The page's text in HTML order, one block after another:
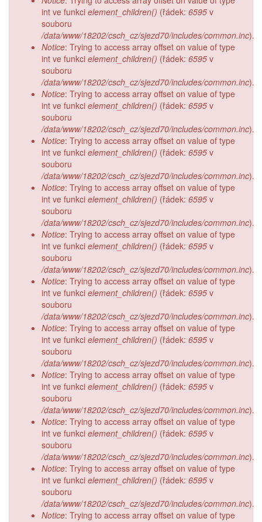
int ve funkci element_children() (řádek: 6595 v
souboru
/data/www/18202/csch_cz/sjezd70/includes/common.inc).
Notice: Trying to access array offset on value of type
int ve funkci element_children() (řádek: 6595 v
souboru
/data/www/18202/csch_cz/sjezd70/includes/common.inc).
Notice: Trying to access array offset on value of type
int ve funkci element_children() (řádek: 6595 v
souboru
/data/www/18202/csch_cz/sjezd70/includes/common.inc).
Notice: Trying to access array offset on value of type
int ve funkci element_children() (řádek: 6595 v
souboru
/data/www/18202/csch_cz/sjezd70/includes/common.inc).
Notice: Trying to access array offset on value of type
int ve funkci element_children() (řádek: 6595 v
souboru
/data/www/18202/csch_cz/sjezd70/includes/common.inc).
Notice: Trying to access array offset on value of type
int ve funkci element_children() (řádek: 6595 v
souboru
/data/www/18202/csch_cz/sjezd70/includes/common.inc).
Notice: Trying to access array offset on value of type
int ve funkci element_children() (řádek: 6595 v
souboru
/data/www/18202/csch_cz/sjezd70/includes/common.inc).
Notice: Trying to access array offset on value of type
int ve funkci element_children() (řádek: 6595 v
souboru
/data/www/18202/csch_cz/sjezd70/includes/common.inc).
Notice: Trying to access array offset on value of type
int ve funkci element_children() (řádek: 6595 v
souboru
/data/www/18202/csch_cz/sjezd70/includes/common.inc).
Notice: Trying to access array offset on value of type
int ve funkci element_children() (řádek: 6595 v
souboru
/data/www/18202/csch_cz/sjezd70/includes/common.inc).
Notice: Trying to access array offset on value of type
int ve funkci element_children() (řádek: 6595 v
souboru
/data/www/18202/csch_cz/sjezd70/includes/common.inc).
Notice: Trying to access array offset on value of type